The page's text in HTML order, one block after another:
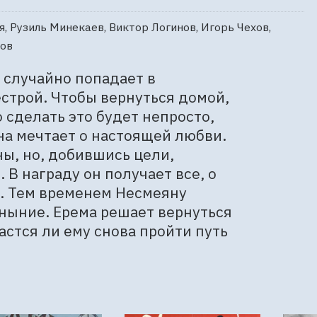
Рузиль Минекаев, Виктор Логинов, Игорь Чехов,
попадает в
Чтобы вернуться домой,
это будет непросто,
мечтает о настоящей любви.
но, добившись цели,
награду он получает все, о
Тем временем Несмеяну
Ерема решает вернуться
ли ему снова пройти путь